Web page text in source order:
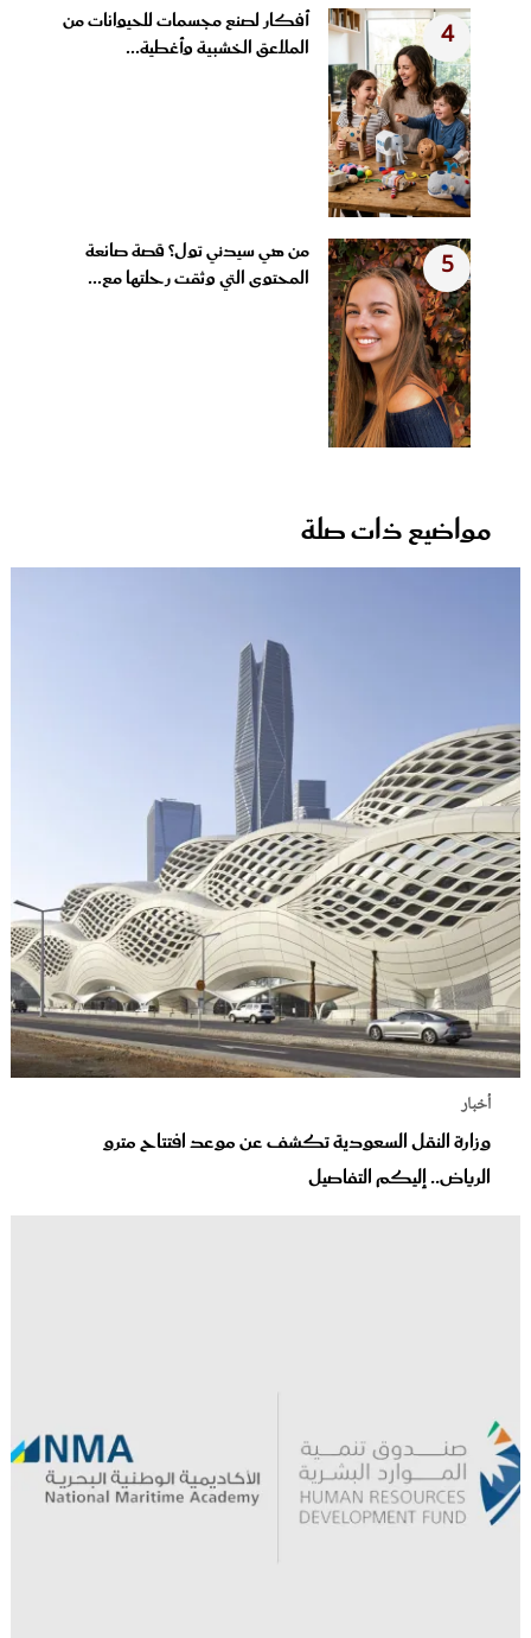
4
أفكار لصنع مجسمات للحيوانات من
الملاعق الخشبية وأغطية...
5
من هي سيدني تول؟ قصة صانعة
المحتوى التي وثقت رحلتها مع...
مواضيع ذات صلة
أخبار
وزارة النقل السعودية تكشف عن موعد افتتاح مترو
الرياض.. إليكم التفاصيل